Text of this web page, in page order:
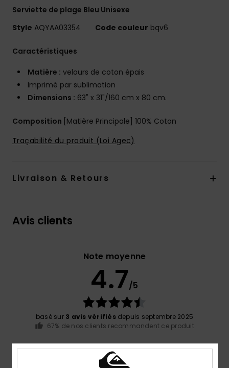
Serviette de plage Bleu Unisexe
Style AQYAA03354 Code couleur bqv6
Caractéristiques
Matière : velours de coton épais
Imprimé par sublimation
Dimensions : 63" x 31"/160 cm x 80 cm.
Composition [Matière Principale] 100% Coton
Traçabilité du produit (Loi Agec)
Livraison & Retours
Avis clients
Note moyenne
4.7/5
basé sur 3 avis vérifiésdepuis septembre 2025
67% de nos clients recommandent ce produit
Rapport qualité / prix